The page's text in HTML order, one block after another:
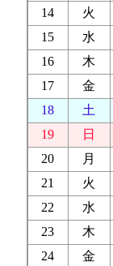
14
火
15
水
16
木
17
金
18
土
19
日
20
月
21
火
22
水
23
木
24
金